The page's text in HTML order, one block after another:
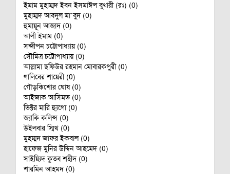
ইমাম মুহাম্মদ ইবন ইসমাঈল বুখারী (রঃ) (0)
মুহাম্মদ আবদুল মা’বুদ (0)
হুমায়ূন আজাদ (0)
আলী ইমাম (0)
সন্দীপন চট্টোপাধ‌্যায় (0)
সৌমিত্র চট্টোপাধ‌্যায় (0)
আল্লামা ছফিউর রহমান মোবারকপুরী (0)
গালিবের শায়েরী (0)
গৌড়কিশোর ঘোষ (0)
আইজাক আসিমভ (0)
ভিক্টর মারি হ‌্যুগো (0)
জ্যাকি কলিন্স (0)
উইলবার স্মিথ (0)
মুহম্মদ জাফর ইকবাল (0)
হাফেজ মুনির উদ্দিন আহমেদ (0)
সাইয়্যিদ কুতব শহীদ (0)
শারমিন আহমদ (0)